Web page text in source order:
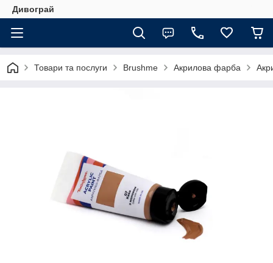
Дивограй
Товари та послуги Brushme Акрилова фарба